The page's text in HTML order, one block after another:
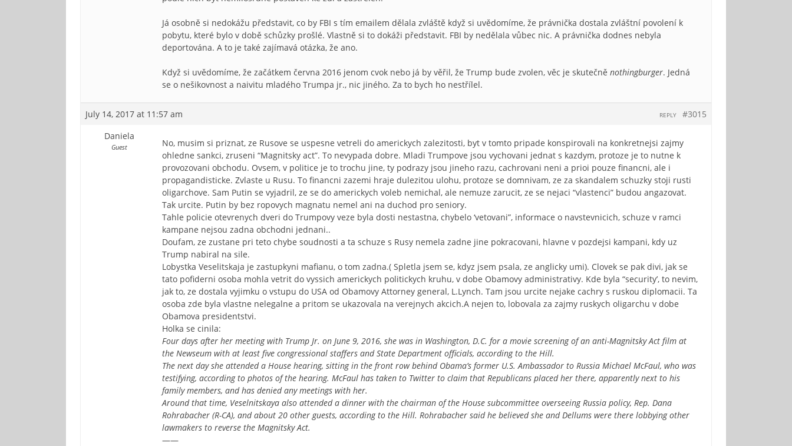
Já osobně si nedokážu představit, co by FBI s tím emailem dělala zvláště když si uvědomíme, že právnička dostala zvláštní povolení k
pobytu, které bylo v době schůzky prošlé. Vlastně si to dokáži představit. FBI by nedělala vůbec nic. A právnička dodnes nebyla
deportována. A to je také zajímavá otázka, že ano.
Když si uvědomíme, že začátkem června 2016 jenom cvok nebo já by věřil, že Trump bude zvolen, věc je skutečně nothingburger. Jedná
se o nešikovnost a naivitu mladého Trumpa jr., nic jiného. Za to bych ho nestřílel.
July 14, 2017 at 11:57 am #3015
REPLY
Daniela
Guest
No, musim si priznat, ze Rusove se uspesne vetreli do americkych zalezitosti, byt v tomto pripade konspirovali na konkretnejsi zajmy
ohledne sankci, zruseni “Magnitsky act”. To nevypada dobre. Mladi Trumpove jsou vychovani jednat s kazdym, protoze je to nutne k
provozovani obchodu. Ovsem, v politice je to trochu jine, ty podrazy jsou jineho razu, cachrovani neni a prioi pouze financni, ale i
propagandisticke. Zvlaste u Rusu. To financni zazemi hraje dulezitou ulohu, protoze se domnivam, ze za skandalem schuzky stoji rusti
oligarchove. Sam Putin se vyjadril, ze se do americkych voleb nemichal, ale nemuze zarucit, ze se nejaci “vlastenci” budou angazovat.
Tak urcite. Putin by bez ropovych magnatu nemel ani na duchod pro seniory.
Tahle policie otevrenych dveri do Trumpovy veze byla dosti nestastna, chybelo ‘vetovani”, informace o navstevnicich, schuze v ramci
kampane nejsou zadna obchodni jednani..
Doufam, ze zustane pri teto chybe soudnosti a ta schuze s Rusy nemela zadne jine pokracovani, hlavne v pozdejsi kampani, kdy uz
Trump nabiral na sile.
Lobystka Veselitskaja je zastupkyni mafianu, o tom zadna.( Spletla jsem se, kdyz jsem psala, ze anglicky umi). Clovek se pak divi, jak se
tato pofiderni osoba mohla vetrit do vyssich americkych politickych kruhu, v dobe Obamovy administrativy. Kde byla “security’, to nevim,
jak to, ze dostala vyjimku o vstupu do USA od Obamovy Attorney general, L.Lynch. Tam jsou urcite nejake cachry s ruskou diplomacii. Ta
osoba zde byla vlastne nelegalne a pritom se ukazovala na verejnych akcich.A nejen to, lobovala za zajmy ruskych oligarchu v dobe
Obamova presidentstvi.
Holka se cinila:
Four days after her meeting with Trump Jr. on June 9, 2016, she was in Washington, D.C. for a movie screening of an anti-Magnitsky Act film at
the Newseum with at least five congressional staffers and State Department officials, according to the Hill.
The next day she attended a House hearing, sitting in the front row behind Obama’s former U.S. Ambassador to Russia Michael McFaul, who was
testifying, according to photos of the hearing. McFaul has taken to Twitter to claim that Republicans placed her there, apparently next to his
family members, and has denied any meetings with her.
Around that time, Veselnitskaya also attended a dinner with the chairman of the House subcommittee overseeing Russia policy, Rep. Dana
Rohrabacher (R-CA), and about 20 other guests, according to the Hill. Rohrabacher said he believed she and Dellums were there lobbying other
lawmakers to reverse the Magnitsky Act.
——